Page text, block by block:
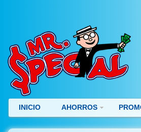
INICIO AHORROS